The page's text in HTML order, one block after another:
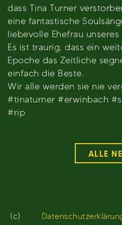
dass Tina Turner
eine fantastische
liebevolle Ehefrau unseres
Es ist traurig, dass ein
Epoche das Zeitliche
einfach die Beste.
Wir alle werden sie nie
#tinaturner #erwinbach
#rip
ALLE
(c)